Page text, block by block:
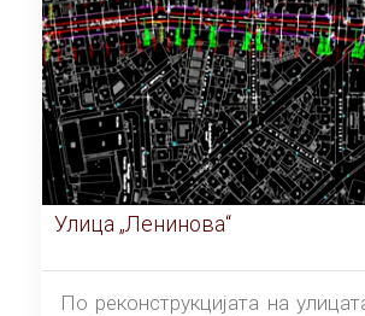
Улица „Ленинова“
По реконструкцијата на